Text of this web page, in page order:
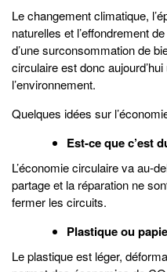
Le changement climatique,
naturelles et l’effondrement
d’une surconsommation de
circulaire est donc
l’environnement.
Quelques idées sur
Est-ce que c’est
L’économie circulaire va au-
partage et la réparation ne
fermer les circuits.
Plastique ou
Le plastique est léger,